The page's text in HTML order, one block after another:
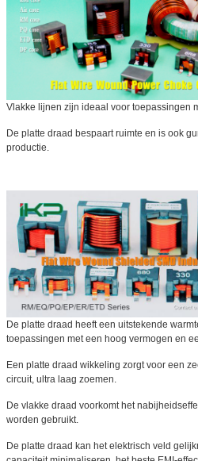
Vlakke lijnen zijn ideaal voor toepassingen
De platte draad bespaart ruimte en is ook
productie.
De platte draad heeft een uitstekende
toepassingen met een hoog vermogen en
Een platte draad wikkeling zorgt voor een
circuit, ultra laag zoemen.
De vlakke draad voorkomt het
worden gebruikt.
De platte draad kan het elektrisch veld